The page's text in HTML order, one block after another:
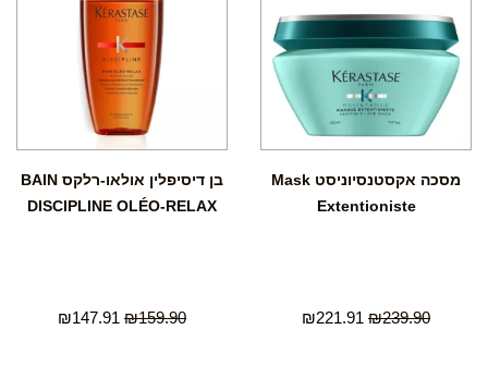
מסכה אקסטנסיוניסט Mask
Extentioniste
₪239.90
₪221.91
בן דיסיפלין אולאו-רלקס BAIN
DISCIPLINE OLÉO-RELAX
₪159.90
₪147.91